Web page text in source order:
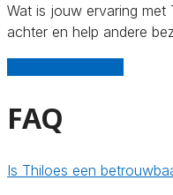
Wat is jouw ervaring met
achter en help andere
FAQ
Is Thiloes een